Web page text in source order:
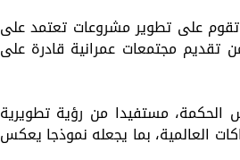
تقوم على تطوير مشروعات تعتمد على
تقديم مجتمعات عمرانية قادرة على
الحكمة، مستفيدا من رؤية تطويرية
العالمية، بما يجعله نموذجا يعكس